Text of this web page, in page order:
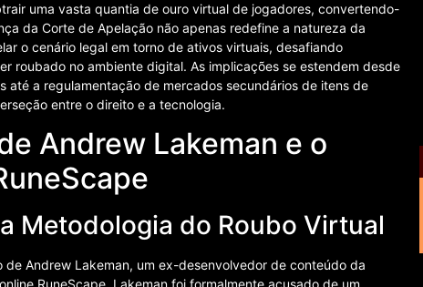
uma vasta quantia de ouro virtual de jogadores, convertendo-
da Corte de Apelação não apenas redefine a natureza da
o cenário legal em torno de ativos virtuais, desafiando
roubado no ambiente digital. As implicações se estendem desde
a regulamentação de mercados secundários de itens de
entre o direito e a tecnologia.
Andrew Lakeman e o
Metodologia do Roubo Virtual
Andrew Lakeman, um ex-desenvolvedor de conteúdo da